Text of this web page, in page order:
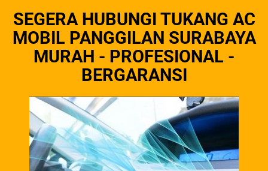
SEGERA HUBUNGI TUKANG AC
MOBIL PANGGILAN SURABAYA
MURAH - PROFESIONAL -
BERGARANSI